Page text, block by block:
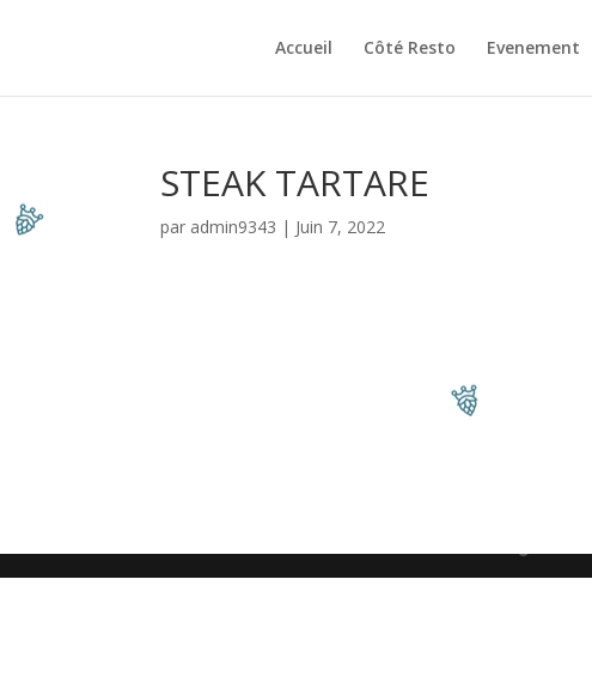
Accueil Côté Resto Evenement
STEAK TARTARE
par admin9343 | Juin 7, 2022